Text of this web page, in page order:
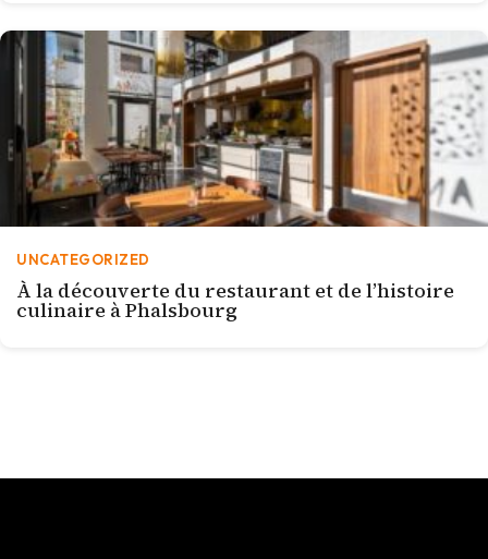
UNCATEGORIZED
À la découverte du restaurant et de l’histoire
culinaire à Phalsbourg